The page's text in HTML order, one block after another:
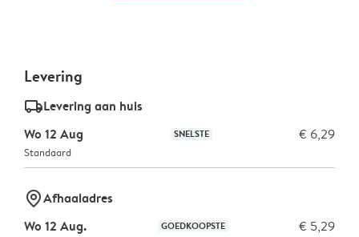
Levering
delivery_standard_v2Levering aan huis
Wo 12 Aug
SNELSTE € 6,29
Standaard
marker-pinAfhaaladres
Wo 12 Aug.
GOEDKOOPSTE € 5,29